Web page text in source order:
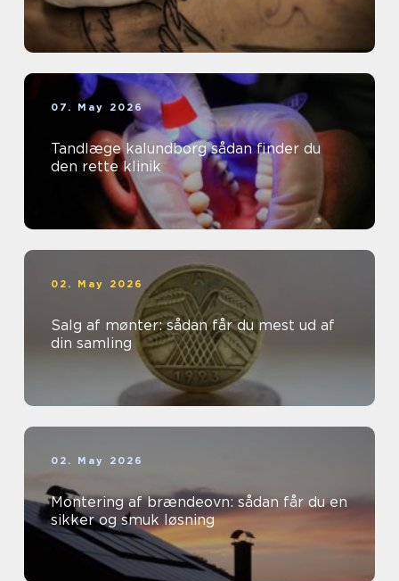
07. May 2026
Tandlæge kalundborg sådan finder du
den rette klinik
02. May 2026
Salg af mønter: sådan får du mest ud af
din samling
02. May 2026
Montering af brændeovn: sådan får du en
sikker og smuk løsning